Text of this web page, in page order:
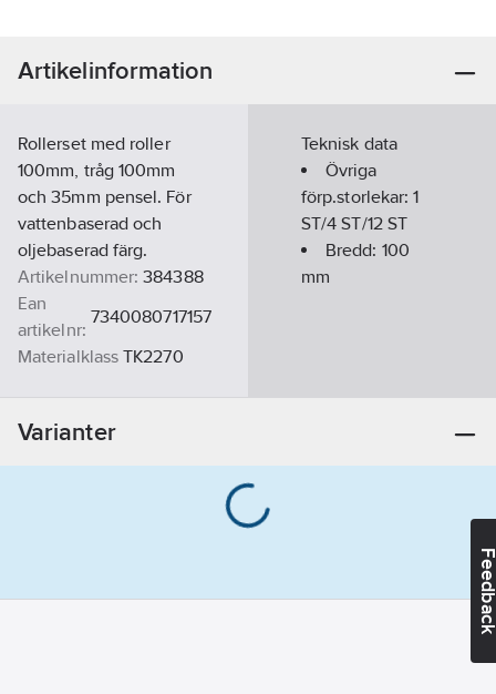
Artikelinformation
Rollerset med roller
100mm, tråg 100mm
och 35mm pensel. För
vattenbaserad och
oljebaserad färg.
Artikelnummer: 384388
Ean
artikelnr:
7340080717157
Materialklass TK2270
Teknisk data
Övriga
förp.storlekar:1
ST/4 ST/12 ST
Bredd: 100
mm
Varianter